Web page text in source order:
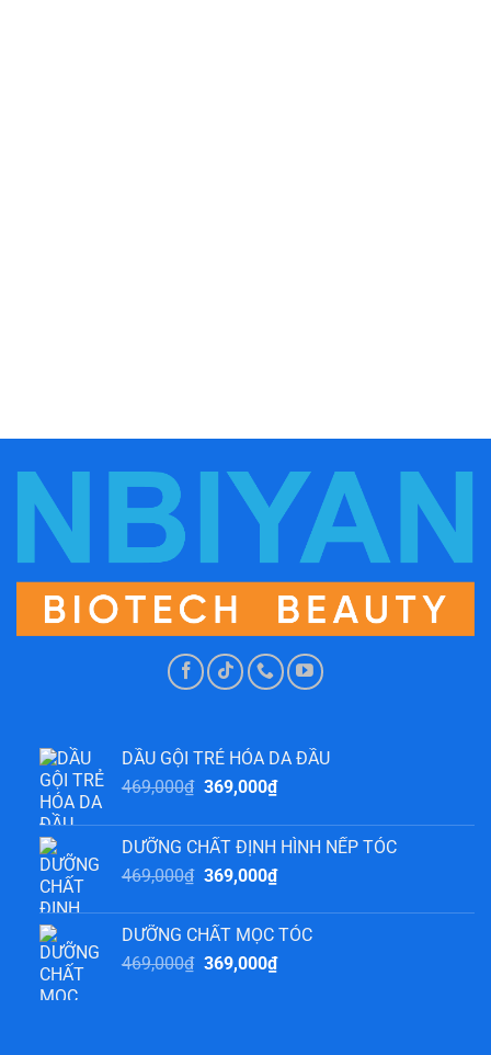
DẦU GỘI TRẺ HÓA DA ĐẦU
469,000₫ Giá
là:
469,000₫.
369,000₫Giá
tại
là:
369,000₫.
DƯỠNG CHẤT ĐỊNH HÌNH NẾP TÓC
469,000₫ Giá
là:
469,000₫.
369,000₫Giá
tại
là:
369,000₫.
DƯỠNG CHẤT MỌC TÓC
469,000₫ Giá
369,000₫Giá